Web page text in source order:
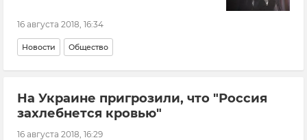
16 августа 2018, 16:34
Новости Общество
На Украине пригрозили, что "Россия
захлебнется кровью"
16 августа 2018, 16:29